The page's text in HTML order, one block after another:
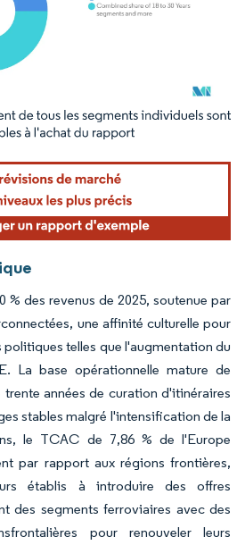
réutilisation nécessite une attribution sous CC BY
% des revenus de 2025, soutenue par
une affinité culturelle pour
telles que l'augmentation du
La base opérationnelle mature de
années de curation d'itinéraires
stables malgré l'intensification de la
le TCAC de 7,86 % de l'Europe
par rapport aux régions frontières,
établis à introduire des offres
des segments ferroviaires avec des
pour renouveler leurs